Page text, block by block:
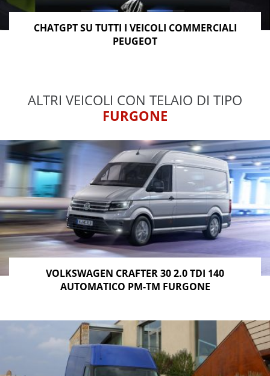
CHATGPT SU TUTTI I VEICOLI COMMERCIALI
PEUGEOT
ALTRI VEICOLI CON TELAIO DI TIPO
FURGONE
VOLKSWAGEN CRAFTER 30 2.0 TDI 140
AUTOMATICO PM-TM FURGONE